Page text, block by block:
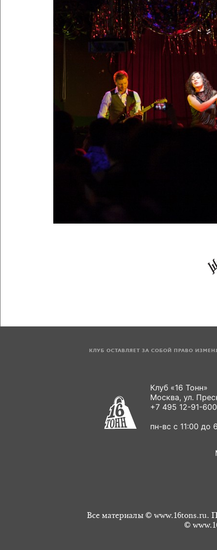
КЛУБ ОСТАВЛЯЕТ ЗА СОБОЙ ПРАВО
Клуб «16 Тонн»
Москва, ул.
+7 495 12-91-
пн-вс с 11:00 до
Все материалы © www.16tons.ru.
©